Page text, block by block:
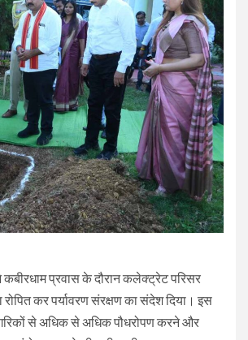
प्रवास के दौरान कलेक्ट्रेट परिसर
रोपित कर पर्यावरण संरक्षण का संदेश दिया। इस
से अधिक से अधिक पौधरोपण करने और